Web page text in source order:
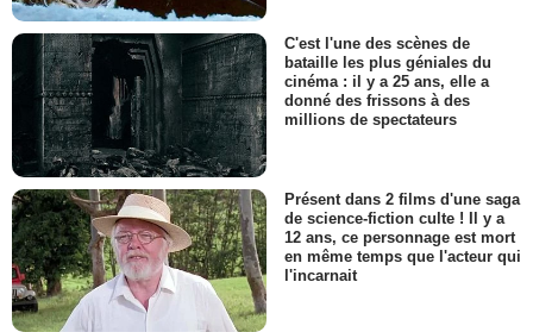
C'est l'une des scènes de
bataille les plus géniales du
cinéma : il y a 25 ans, elle a
donné des frissons à des
millions de spectateurs
Présent dans 2 films d'une saga
de science-fiction culte ! Il y a
12 ans, ce personnage est mort
en même temps que l'acteur qui
l'incarnait